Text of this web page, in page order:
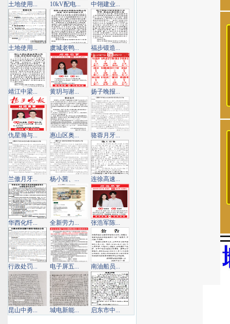
土地使用... 10kV配电... 中翎建业...
土地使用... 虞城老鸭... 福步锻造...
靖江中梁... 黄玥与谢... 扬子晚报...
仇星瀚与... 惠山区奥... 骆蓉月牙...
兰傲月牙... 杨小茜、... 连徐高速...
华西化纤... 全新劳力... 张浩军陈...
行政处罚... 电子屏五... 南油船员...
昆山中勇... 城电新能... 启东市中...